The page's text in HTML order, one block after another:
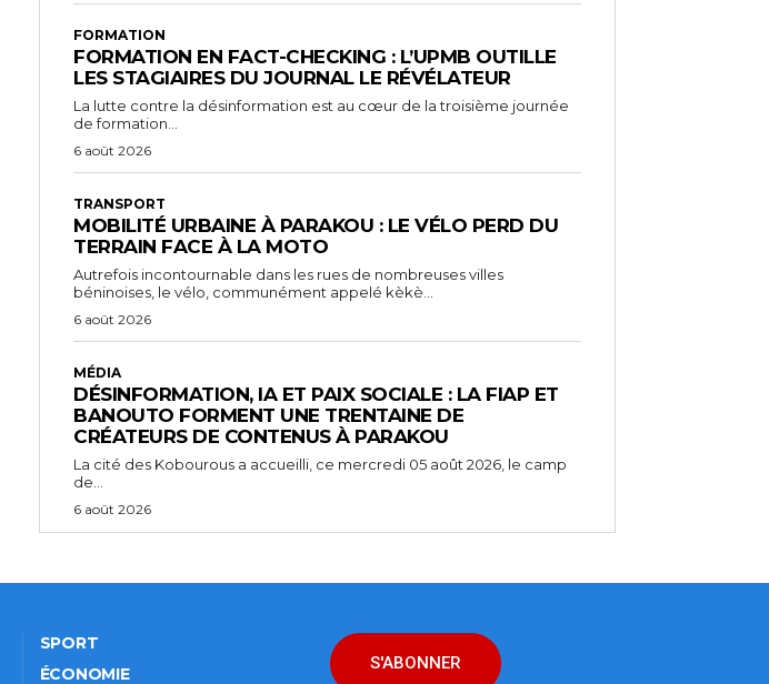
FORMATION
FORMATION EN FACT-CHECKING : L’UPMB OUTILLE
LES STAGIAIRES DU JOURNAL LE RÉVÉLATEUR
La lutte contre la désinformation est au cœur de la troisième journée
de formation...
6 août 2026
TRANSPORT
MOBILITÉ URBAINE À PARAKOU : LE VÉLO PERD DU
TERRAIN FACE À LA MOTO
Autrefois incontournable dans les rues de nombreuses villes
béninoises, le vélo, communément appelé kèkè...
6 août 2026
MÉDIA
DÉSINFORMATION, IA ET PAIX SOCIALE : LA FIAP ET
BANOUTO FORMENT UNE TRENTAINE DE
CRÉATEURS DE CONTENUS À PARAKOU
La cité des Kobourous a accueilli, ce mercredi 05 août 2026, le camp
de...
6 août 2026
SPORT
ÉCONOMIE
S'ABONNER